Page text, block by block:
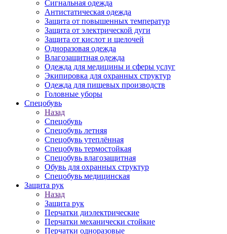
Сигнальная одежда
Антистатическая одежда
Защита от повышенных температур
Защита от электрической дуги
Защита от кислот и щелочей
Одноразовая одежда
Влагозащитная одежда
Одежда для медицины и сферы услуг
Экипировка для охранных структур
Одежда для пищевых производств
Головные уборы
Спецобувь
Назад
Спецобувь
Спецобувь летняя
Спецобувь утеплённая
Спецобувь термостойкая
Спецобувь влагозащитная
Обувь для охранных структур
Спецобувь медицинская
Защита рук
Назад
Защита рук
Перчатки диэлектрические
Перчатки механически стойкие
Перчатки одноразовые